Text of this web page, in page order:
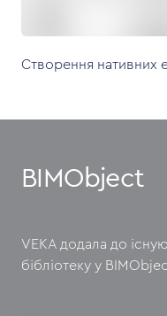
Створення нативних
BIMObject
VEKA додала до
бібліотеку у